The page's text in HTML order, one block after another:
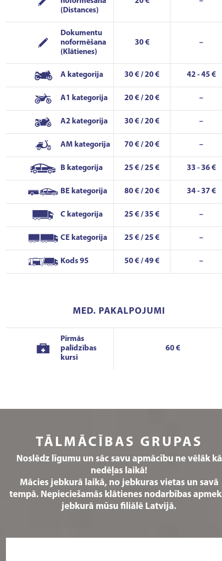
(Distances)
Dokumentu
noformēšana
(Klātienes)
30 € –
A kategorija 30 € / 20 € 42 - 45 €
A1 kategorija 20 € / 20 € –
A2 kategorija 30 € / 20 € –
AM kategorija 70 € / 20 € –
B kategorija 25 € / 25 € 33 - 36 €
BE kategorija 80 € / 20 € 34 - 37 €
C kategorija 25 € / 35 € –
CE kategorija 25 € / 25 € –
Kods 95 50 € / 49 € –
MED. PAKALPOJUMI
Pirmās
palīdzības
kursi
60 €
TĀLMĀCĪBAS GRUPAS
Noslēdz līgumu un sāc savu apmācību ne vēlāk kā
nedēļas laikā!
Mācies jebkurā laikā, no jebkuras vietas un savā
tempā. Nepieciešamās klātienes nodarbības
jebkurā mūsu filiālē Latvijā.